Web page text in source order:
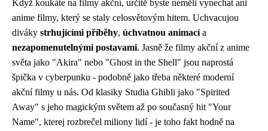
Když koukáte na filmy akční, určitě byste neměli vynechat ani
anime filmy, který se staly celosvětovým hitem. Uchvacujou
diváky strhujícími příběhy, úchvatnou animacía
nezapomenutelnými postavami. Jasně že filmy akční z anime
světa jako "Akira" nebo "Ghost in the Shell" jsou naprostá
špička v cyberpunku - podobně jako třeba některé moderní
akční filmy u nás. Od klasiky Studia Ghibli jako "Spirited
Away" s jeho magickým světem až po současný hit "Your
Name", kterej rozbrečel miliony lidí - je toho fakt hodně na